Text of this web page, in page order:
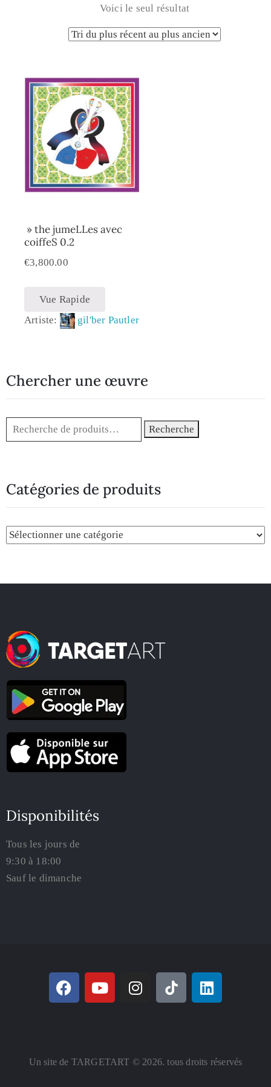
Voici le seul résultat
» the jumeLLes avec
coiffeS 0.2
€3,800.00
Vue Rapide
Artiste:
gil'ber Pautler
Chercher une œuvre
Recherche
Catégories de produits
Disponibilités
Tous les jours de
9:30 à 18:00
Sauf le dimanche
Un site de TARGETART © 2026. tous droits réservés